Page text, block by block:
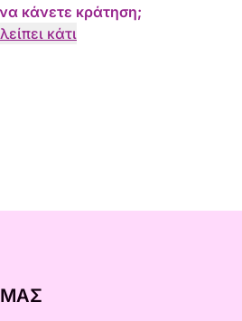
κάνετε κράτηση;
κάτι